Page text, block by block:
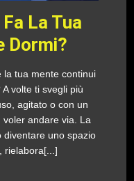
La Tua
Dormi?
la tua mente continui
volte ti svegli più
agitato o con un
andare via. La
diventare uno spazio
rielabora[...]